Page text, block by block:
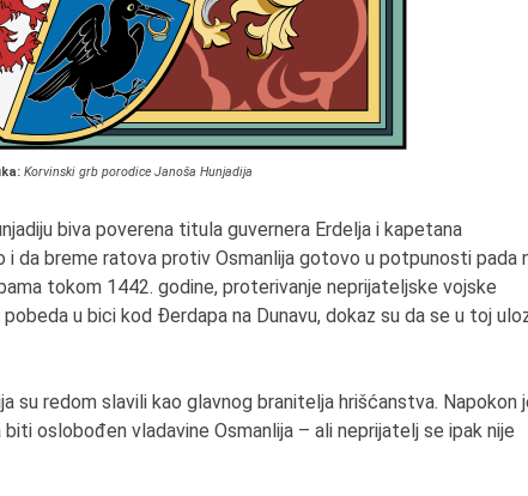
Korvinski grb porodice Janoša Hunjadija
biva poverena titula guvernera Erdelja i kapetana
i da breme ratova protiv Osmanlija gotovo u potpunosti pada
tokom 1442. godine, proterivanje neprijateljske vojske
u bici kod Đerdapa na Dunavu, dokaz su da se u toj
su redom slavili kao glavnog branitelja hrišćanstva. Napokon
oslobođen vladavine Osmanlija – ali neprijatelj se ipak nije